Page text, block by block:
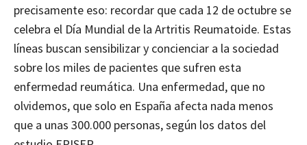
precisamente eso: recordar que cada 12 de octubre se
celebra el Día Mundial de la Artritis Reumatoide. Estas
líneas buscan sensibilizar y concienciar a la sociedad
sobre los miles de pacientes que sufren esta
enfermedad reumática. Una enfermedad, que no
olvidemos, que solo en España afecta nada menos
que a unas 300.000 personas, según los datos del